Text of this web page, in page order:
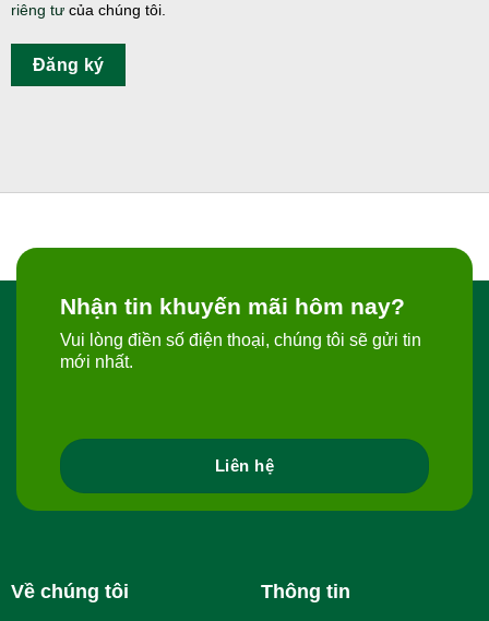
riêng tư của chúng tôi.
Đăng ký
Nhận tin khuyến mãi hôm nay?
Vui lòng điền số điện thoại, chúng tôi sẽ gửi tin
mới nhất.
Liên hệ
Về chúng tôi Thông tin